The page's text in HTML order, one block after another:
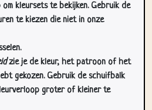
kleursets te bekijken. Gebruik de
te kiezen die niet in onze
zie je de kleur, het patroon of het
gekozen. Gebruik de schuifbalk
groter of kleiner te